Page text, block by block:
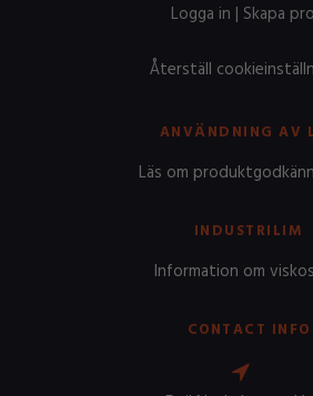
Logga in | Skapa
Återställ
ANVÄNDNING AV
Läs om
INDUSTRILIM
Information om
CONTACT INFO